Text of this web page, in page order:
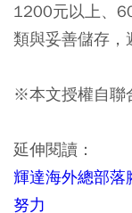
1200元以上、
類與妥善儲存，
※本文授權自聯
延伸閱讀：
輝達海外總部落
努力